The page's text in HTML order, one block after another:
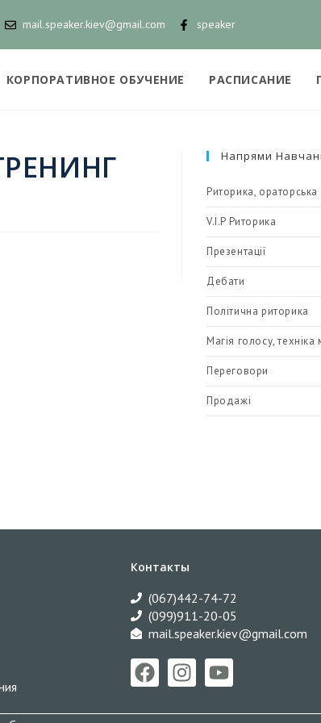
mail.speaker.kiev@gmail.com speaker
КОРПОРАТИВНОЕ ОБУЧЕНИЕ РАСПИСАНИЕ
Напрями
Риторика, ораторська
V.I.P Риторика
Презентації
Дебати
Політична риторика
Магія голосу,
Переговори
Продажі
Контакты
(067)442-74-72
(099)911-20-05
mail.speaker.kiev@gmail.com​